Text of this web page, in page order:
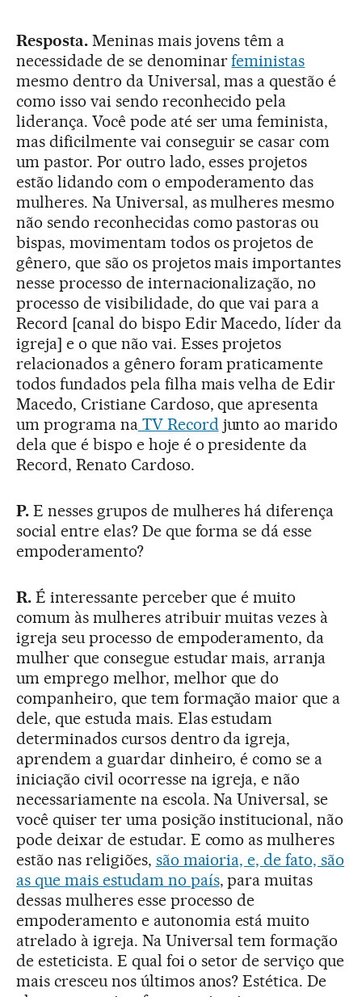
Resposta.Meninas mais jovens têm a
necessidade de se denominarfeministas
mesmo dentro da Universal, mas a questão é
como isso vai sendo reconhecido pela
liderança. Você pode até ser uma feminista,
mas dificilmente vai conseguir se casar com
um pastor. Por outro lado, esses projetos
estão lidando com o empoderamento das
mulheres. Na Universal, as mulheres mesmo
não sendo reconhecidas como pastoras ou
bispas, movimentam todos os projetos de
gênero, que são os projetos mais importantes
nesse processo de internacionalização, no
processo de visibilidade, do que vai para a
Record [canal do bispo Edir Macedo, líder da
igreja] e o que não vai. Esses projetos
relacionados a gênero foram praticamente
todos fundados pela filha mais velha de Edir
Macedo, Cristiane Cardoso, que apresenta
um programa naTV Recordjunto ao marido
dela que é bispo e hoje é o presidente da
Record, Renato Cardoso.
P.E nesses grupos de mulheres há diferença
social entre elas? De que forma se dá esse
empoderamento?
R.É interessante perceber que é muito
comum às mulheres atribuir muitas vezes à
igreja seu processo de empoderamento, da
mulher que consegue estudar mais, arranja
um emprego melhor, melhor que do
companheiro, que tem formação maior que a
dele, que estuda mais. Elas estudam
determinados cursos dentro da igreja,
aprendem a guardar dinheiro, é como se a
iniciação civil ocorresse na igreja, e não
necessariamente na escola. Na Universal, se
você quiser ter uma posição institucional, não
pode deixar de estudar. E como as mulheres
estão nas religiões, são maioria, e, de fato, são
as que mais estudam no país, para muitas
dessas mulheres esse processo de
empoderamento e autonomia está muito
atrelado à igreja. Na Universal tem formação
de esteticista. E qual foi o setor de serviço que
mais cresceu nos últimos anos? Estética. De